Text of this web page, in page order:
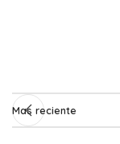
Mas reciente